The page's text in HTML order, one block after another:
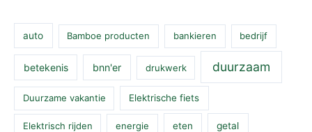
auto Bamboe producten bankieren bedrijf
betekenis bnn'er drukwerk duurzaam
Duurzame vakantie Elektrische fiets
Elektrisch rijden energie eten getal